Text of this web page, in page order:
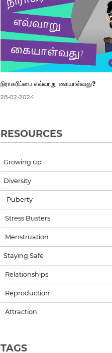
நிராகரிப்பை எவ்வாறு கையாள்வது?
28-02-2024
RESOURCES
Growing up
Diversity
Puberty
Stress Busters
Menstruation
Staying Safe
Relationships
Reproduction
Attraction
TAGS